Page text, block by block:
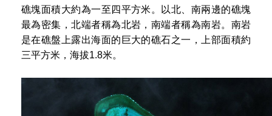
礁塊面積大約為一至四平方米。以北、南兩邊的礁塊
最為密集，北端者稱為北岩，南端者稱為南岩。南岩
是在礁盤上露出海面的巨大的礁石之一，上部面積約
三平方米，海拔1.8米。